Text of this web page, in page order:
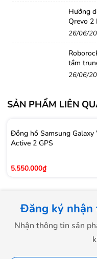
Gần 3 tuần sử dụng
đây là một thời lượng
smartwatch nào có
cũng chỉ cần khoảng
Hướng
Qrevo 2
26/06/
tầm
cao cấp
26/06/
SẢN PHẨM LIÊN
Đồng hồ Samsung Galaxy
Active 2 GPS
5.550.000₫
Đăng ký nhận
Nhận thông tin sản